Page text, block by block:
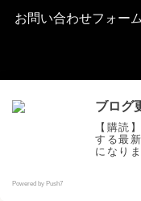
お問い合わせフォーム
色落ち研究
©Copyright2025
ブログ
【購読
する最
になりま
Powered by Push7